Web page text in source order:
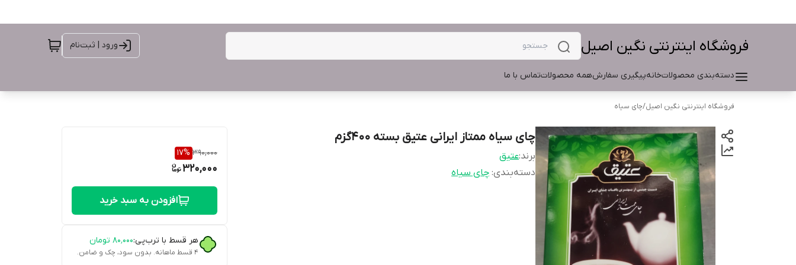
فروشگاه اینترنتی نگین اصیل ورود | ثبت‌نام
دسته‌بندی محصولاتخانهپیگیری سفارشهمه محصولاتتماس با ما
فروشگاه اینترنتی نگین اصیل/چای سیاه
چای سیاه ممتاز ایرانی عتیق بسته 400گزم
برند:عتیق
دسته‌بندی: چای سیاه
390,000
17%
320,000
افزودن به سبد خرید
هر قسط با ترب‌پی:۸۰٬۰۰۰ تومان
۴ قسط ماهانه. بدون سود، چک و ضامن.